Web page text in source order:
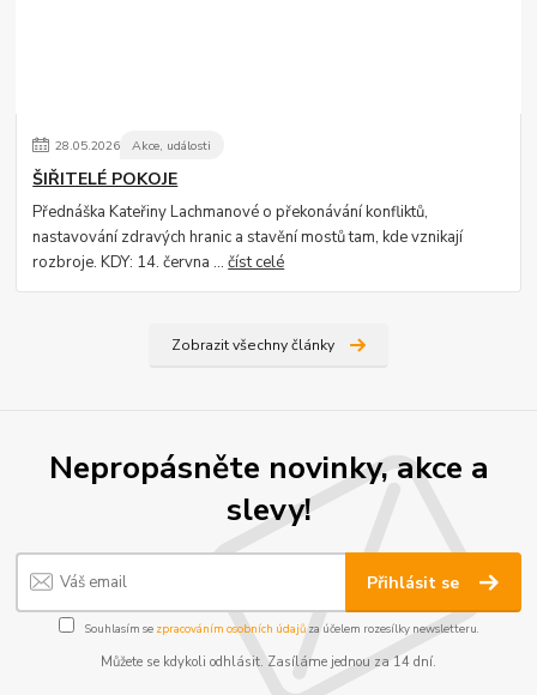
28.05.2026 Akce, události
ŠIŘITELÉ POKOJE
Přednáška Kateřiny Lachmanové o překonávání konfliktů,
nastavování zdravých hranic a stavění mostů tam, kde vznikají
rozbroje. KDY: 14. června ...číst celé
Zobrazit všechny články
Nepropásněte novinky, akce a
slevy!
Přihlásit se
Souhlasím se zpracováním osobních údajůza účelem rozesílky newsletteru.
Můžete se kdykoli odhlásit. Zasíláme jednou za 14 dní.